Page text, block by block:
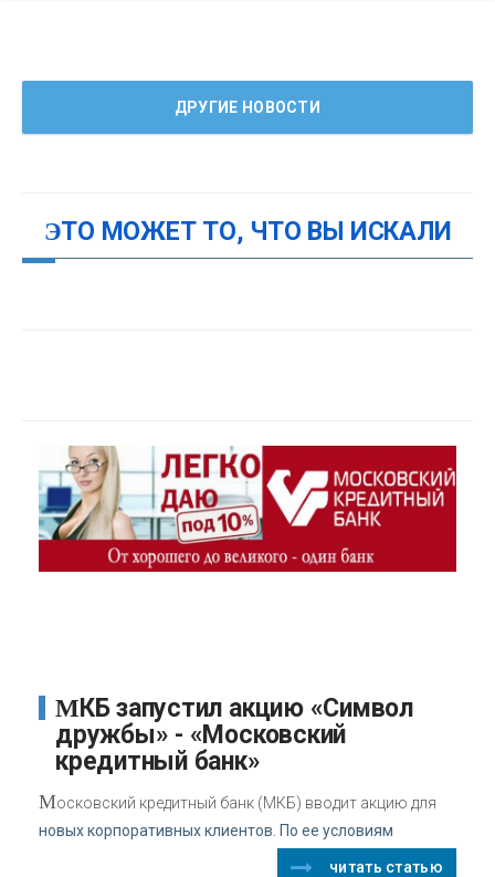
ДРУГИЕ НОВОСТИ
ЭТО МОЖЕТ ТО, ЧТО ВЫ ИСКАЛИ
МКБ запустил акцию «Символ
дружбы» - «Московский
кредитный банк»
Московский кредитный банк (МКБ) вводит акцию для
новых корпоративных клиентов. По ее условиям
читать статью